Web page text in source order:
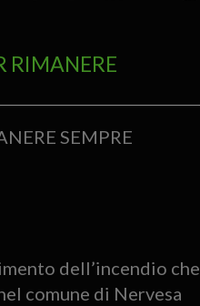
RIMANERE
SEMPRE
dell’incendio che
comune di Nervesa